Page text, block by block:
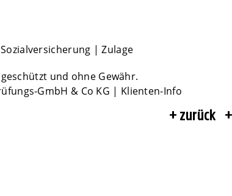
Sozialversicherung |Zulage
und ohne Gewähr.
GmbH & Co KG | Klienten-Info
zurück